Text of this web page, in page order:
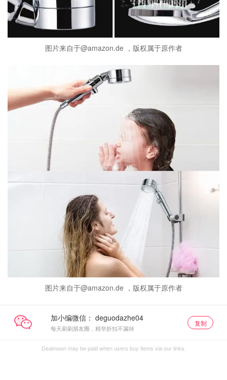
图片来自于@amazon.de ，版权属于原作者
图片来自于@amazon.de ，版权属于原作者
加小编微信：
每天刷刷朋友圈，精华折扣不漏掉
复制
Dealmoon may be paid when users buy items via our links.